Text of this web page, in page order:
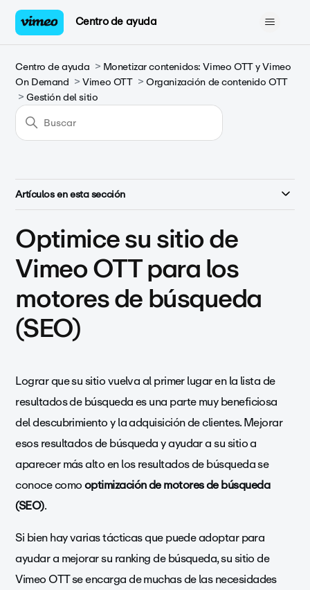
Centro de ayuda
Centro de ayuda
Monetizar contenidos: Vimeo OTT y Vimeo
On Demand
Vimeo OTT
Organización de contenido OTT
Gestión del sitio
Artículos en esta sección
Optimice su sitio de
Vimeo OTT para los
motores de búsqueda
(SEO)
Lograr que su sitio vuelva al primer lugar en la lista de
resultados de búsqueda es una parte muy beneficiosa
del descubrimiento y la adquisición de clientes. Mejorar
esos resultados de búsqueda y ayudar a su sitio a
aparecer más alto en los resultados de búsqueda se
conoce comooptimización de motores de búsqueda
(SEO).
Si bien hay varias tácticas que puede adoptar para
ayudar a mejorar su ranking de búsqueda, su sitio de
Vimeo OTT se encarga de muchas de las necesidades